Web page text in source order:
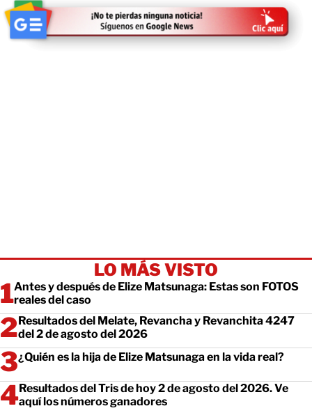
LO MÁS VISTO
Antes y después de Elize Matsunaga: Estas son FOTOS
reales del caso
Resultados del Melate, Revancha y Revanchita 4247
del 2 de agosto del 2026
¿Quién es la hija de Elize Matsunaga en la vida real?
Resultados del Tris de hoy 2 de agosto del 2026. Ve
aquí los números ganadores